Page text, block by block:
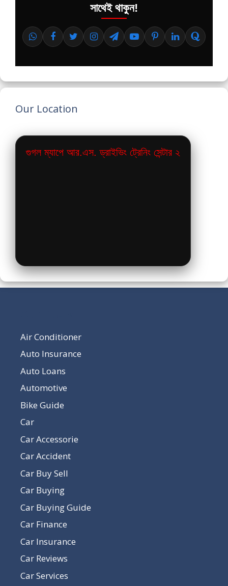
সাথেই থাকুন!
Our Location
গুগল ম্যাপে আর.এস. ড্রাইভিং ট্রেনিং সেন্টার ২
Air Conditioner
Auto Insurance
Auto Loans
Automotive
Bike Guide
Car
Car Accessorie
Car Accident
Car Buy Sell
Car Buying
Car Buying Guide
Car Finance
Car Insurance
Car Reviews
Car Services